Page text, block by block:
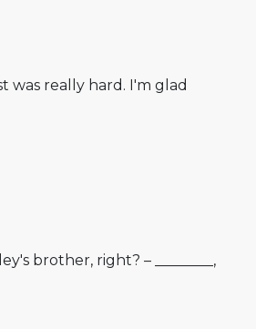
was really hard. I'm glad
brother, right? – ________,